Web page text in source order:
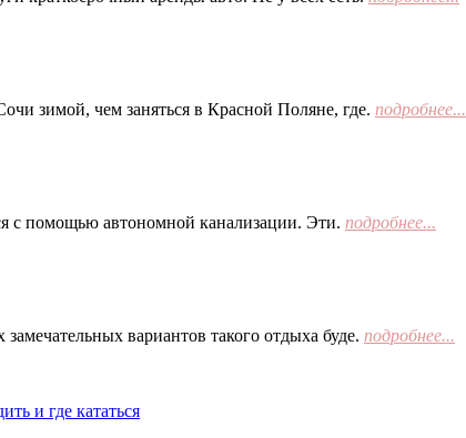
зимой, чем заняться в Красной Поляне, где. подробнее...
с помощью автономной канализации. Эти. подробнее...
вариантов такого отдыха буде. подробнее...
и где кататься